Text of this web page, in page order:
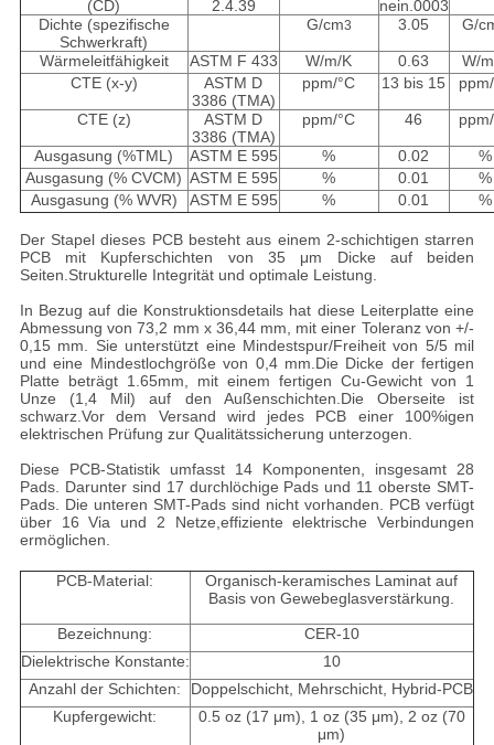
(CD) 2.4.39
nein.0003
Dichte (spezifische
Schwerkraft)
G/cm3 3.05 G/
Wärmeleitfähigkeit ASTM F 433 W/m/K 0.63
W/
CTE (x-y)
ASTM D
3386 (TMA)
ppm/°C 13 bis 15 ppm/
CTE (z)
ASTM D
3386 (TMA)
ppm/°C 46 ppm/
Ausgasung (%TML) ASTM E 595 % 0.02
%
Ausgasung (% CVCM) ASTM E 595 % 0.01
%
Ausgasung (% WVR)
ASTM E 595 % 0.01 %
Der Stapel dieses PCB besteht aus einem 2-schichtigen starren
PCB mit Kupferschichten von 35 μm Dicke auf beiden
Seiten.Strukturelle Integrität und optimale Leistung.
In Bezug auf die Konstruktionsdetails hat diese Leiterplatte eine
Abmessung von 73,2 mm x 36,44 mm, mit einer Toleranz von +/-
0,15 mm. Sie unterstützt eine Mindestspur/Freiheit von 5/5 mil
und eine Mindestlochgröße von 0,4 mm.Die Dicke der fertigen
Platte beträgt 1.65mm, mit einem fertigen Cu-Gewicht von 1
Unze (1,4 Mil) auf den Außenschichten.Die Oberseite ist
schwarz.Vor dem Versand wird jedes PCB einer 100%igen
elektrischen Prüfung zur Qualitätssicherung unterzogen.
Diese PCB-Statistik umfasst 14 Komponenten, insgesamt 28
Pads. Darunter sind 17 durchlöchige Pads und 11 oberste SMT-
Pads. Die unteren SMT-Pads sind nicht vorhanden. PCB verfügt
über 16 Via und 2 Netze,effiziente elektrische Verbindungen
ermöglichen.
PCB-Material:
Organisch-keramisches Laminat auf
Basis von Gewebeglasverstärkung.
Bezeichnung:
CER-10
Dielektrische Konstante:
10
Anzahl der Schichten:
Doppelschicht, Mehrschicht, Hybrid-PCB
Kupfergewicht:
0.5 oz (17 μm), 1 oz (35 μm), 2 oz (70
μm)